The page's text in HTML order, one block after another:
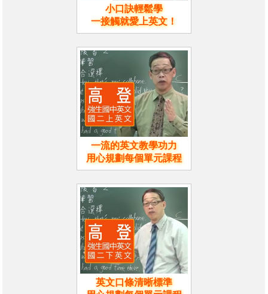
小口訣輕鬆學
一接觸就愛上英文！
一流的英文教學功力
用心規劃每個單元課程
英文口條清晰標準